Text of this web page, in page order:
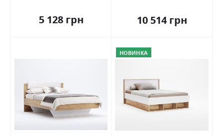
5 128 грн 10 514 грн
НОВИНКА